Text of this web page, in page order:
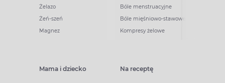
Żelazo
Żeń-szeń
Magnez
Bóle menstruacyjne
Bóle mięśniowo-stawowe
Kompresy żelowe
Mama i dziecko Na receptę